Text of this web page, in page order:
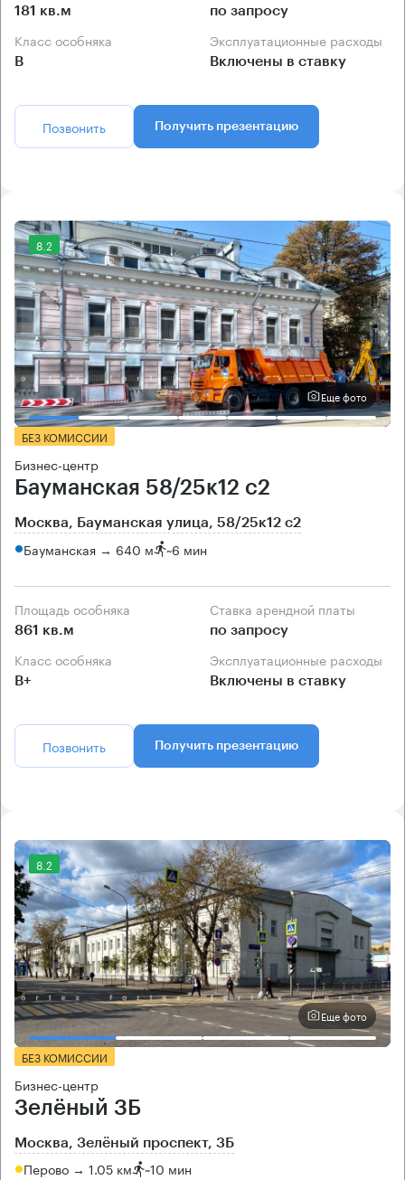
181 кв.м по запросу
Класс особняка
B
Эксплуатационные расходы
Включены в ставку
Позвонить Получить презентацию
8.2
Еще фото
БЕЗ КОМИССИИ
Бизнес-центр
Бауманская 58/25к12 с2
Москва, Бауманская улица, 58/25к12 с2
Бауманская → 640 м ~6 мин
Площадь особняка
861 кв.м
Ставка арендной платы
по запросу
Класс особняка
B+
Эксплуатационные расходы
Включены в ставку
Позвонить Получить презентацию
8.2
Еще фото
БЕЗ КОМИССИИ
Бизнес-центр
Зелёный 3Б
Москва, Зелёный проспект, 3Б
Перово → 1.05 км ~10 мин